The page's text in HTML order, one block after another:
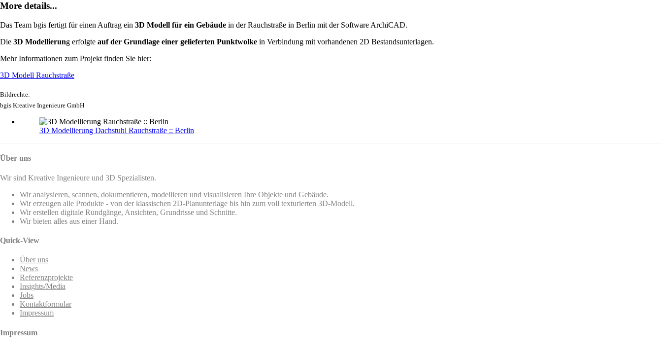
More details...
Das Team bgis fertigt für einen Auftrag ein 3D Modell für ein Gebäude in der Rauchstraße in Berlin mit der Software ArchiCAD.
Die 3D Modellierung erfolgte auf der Grundlage einer gelieferten Punktwolke in Verbindung mit vorhandenen 2D Bestandsunterlagen.
Mehr Informationen zum Projekt finden Sie hier:
3D Modell Rauchstraße
Bildrechte:
bgis Kreative Ingenieure GmbH
3D Modellierung Dachstuhl Rauchstraße :: Berlin
Über uns
Wir sind Kreative Ingenieure und 3D Spezialisten.
Wir analysieren, scannen, dokumentieren, modellieren und visualisieren Ihre Objekte und Gebäude.
Wir erzeugen alle Produkte - von der klassischen 2D-Planunterlage bis hin zum voll texturierten 3D-Modell.
Wir erstellen digitale Rundgänge, Ansichten, Grundrisse und Schnitte.
Wir bieten alles aus einer Hand.
Quick-View
Über uns
News
Referenzprojekte
Insights/Media
Jobs
Kontaktformular
Impressum
Impressum